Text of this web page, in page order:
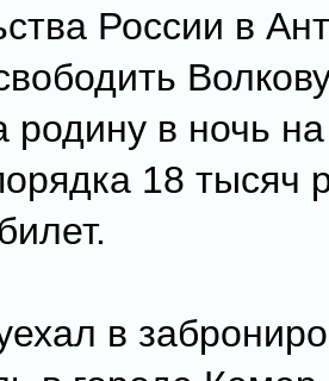
России в
родину в ночь
18 тысяч
в